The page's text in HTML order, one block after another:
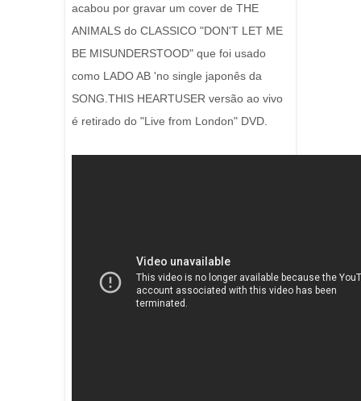
acabou por gravar um cover de THE
ANIMALS do CLASSICO "DON'T LET ME
BE MISUNDERSTOOD" que foi usado
como LADO AB 'no single japonês da
SONG.THIS HEARTUSER versão ao vivo
é retirado do "Live from London" DVD.